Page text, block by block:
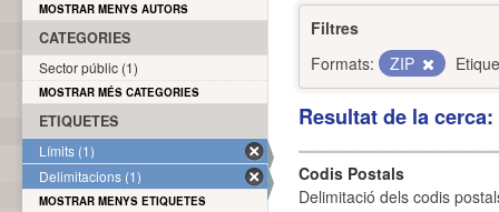
Filtres
Formats:
ZIP
Resultat de la
Codis Postals
Delimitació dels codis
MOSTRAR MENYS AUTORS
CATEGORIES
Sector públic (1)
MOSTRAR MÉS CATEGORIES
ETIQUETES
Límits (1)
Delimitacions (1)
MOSTRAR MENYS ETIQUETES